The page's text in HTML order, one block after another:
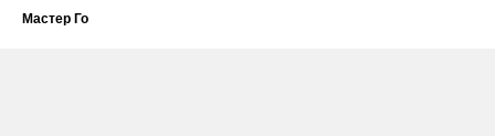
Мастер Го